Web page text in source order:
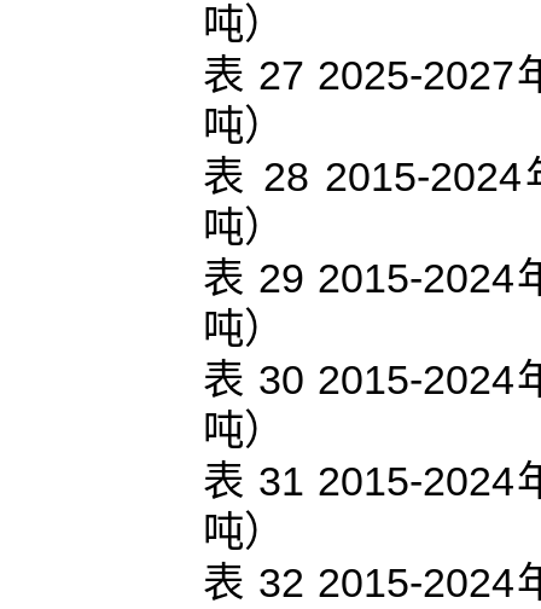
吨）
表 27 2025-2027
吨）
表 28 2015-
吨）
表 29 2015-2024
吨）
表 30 2015-2024
吨）
表 31 2015-2024
吨）
表 32 2015-2024